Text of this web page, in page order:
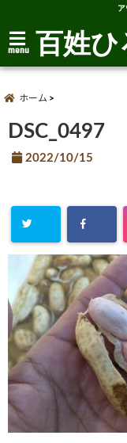
menu 百姓
ホーム
DSC_0497
2022/10/15